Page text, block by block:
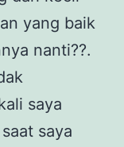
yang baik
nanti??.
saya
saya